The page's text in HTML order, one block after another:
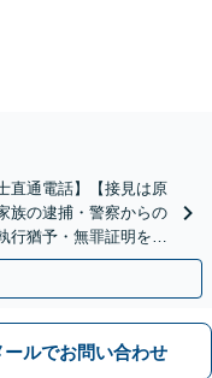
直通電話】【接見は原
族の逮捕・警察からの
行猶予・無罪証明を目
談に対応】
ールでお問い合わせ